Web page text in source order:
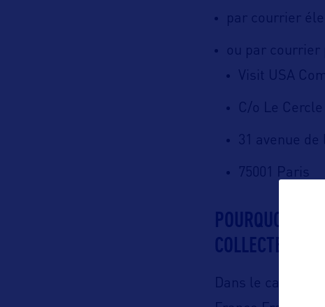
par courrier
ou par courrier
Visit USA
C/o Le
31 avenue de
75001 Paris
POURQUOI ET
COLLECTE ET
Dans le cadre de